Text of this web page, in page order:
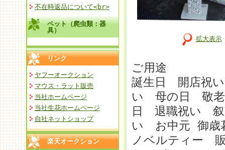
不在時返品について<br>
ペット（爬虫類：器
具）
リンク
ヤフーオークション
マウス・ラット販売
当社ホームページ
当社生花ホームページ
自社ネットショップ
楽天オークション
拡大表示
ご用途
誕生日 開店祝
い 母の日 敬
日 退職祝い
い お中元 御
ノベルティー